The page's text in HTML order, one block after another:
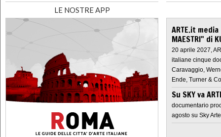
LE NOSTRE APP
ARTE.it
MAESTRI" di
20 aprile 2027,
italiane cinque
Caravaggio,
Ende, Turner &
Su SKY va
documentario
agosto su Sky Arte